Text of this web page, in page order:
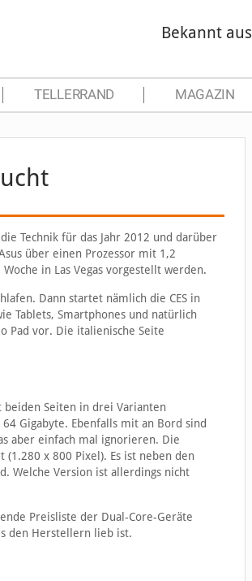
Bekannt aus
TELLERRAND MAGAZIN
Technik für das Jahr 2012 und darüber
über einen Prozessor mit 1,2
in Las Vegas vorgestellt werden.
Dann startet nämlich die CES in
Tablets, Smartphones und natürlich
Pad vor. Die italienische Seite
beiden Seiten in drei Varianten
Gigabyte. Ebenfalls mit an Bord sind
aber einfach mal ignorieren. Die
x 800 Pixel). Es ist neben den
Welche Version ist allerdings nicht
Preisliste der Dual-Core-Geräte
den Herstellern lieb ist.